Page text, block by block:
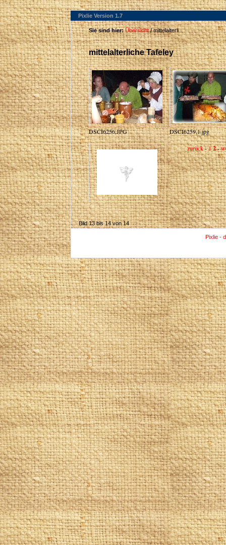
Pixlie Version 1.7
Sie sind hier: Übersicht/ mittelalterli...
mittelalterliche Tafeley
DSCI6256.JPG DSCI6259,1.jpg
zurück-12-
Bild 13 bis 14 von 14
Pixlie -